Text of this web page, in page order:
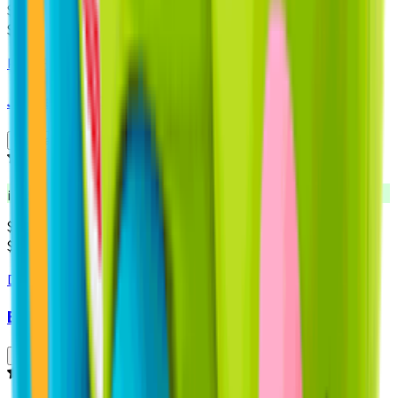
$
3.990
$3.990 x un
Pet's Fun
Juguete de Cuerda Nudo Pelota
¡Nuevo!
$
$9.990 x un
Disney
Balón Número 5 Toy Story 5
Producto sin calificar